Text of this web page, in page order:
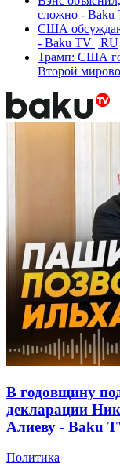
сложно - Baku
США
- Baku TV | RU
Трамп: США
Второй
В годовщину
декларации
Алиеву - Baku
Политика